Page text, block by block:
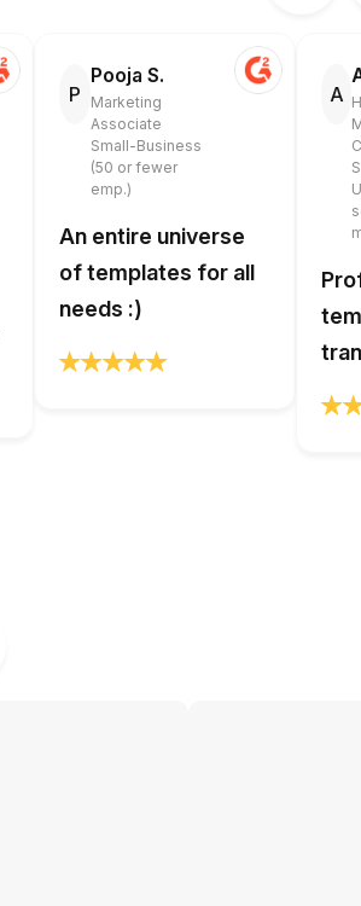
P
Pooja S.
Marketing
Associate
Small-Business
(50 or fewer
emp.)
An entire universe
of templates for all
needs :)
A